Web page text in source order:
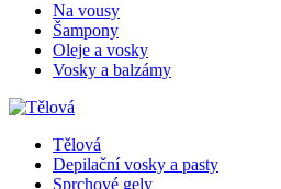
Na vousy
Šampony
Oleje a vosky
Vosky a balzámy
Tělová
Depilační vosky a pasty
Sprchové gely